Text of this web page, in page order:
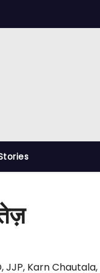
,JJP, Karn Chautala,